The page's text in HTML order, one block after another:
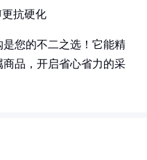
抗硬化
您的不二之选！它能精
品，开启省心省力的采